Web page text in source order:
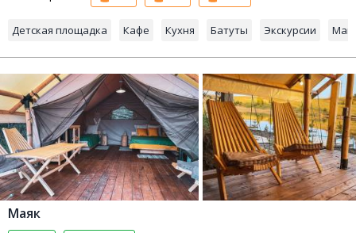
Детская площадка Кафе Кухня Батуты Экскурсии
Маяк